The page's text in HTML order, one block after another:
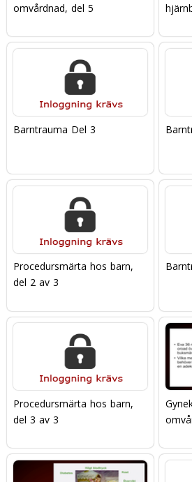
omvårdnad, del 5
Barntrauma Del 3
Procedursmärta hos barn,
del 2 av 3
Procedursmärta hos barn,
del 3 av 3